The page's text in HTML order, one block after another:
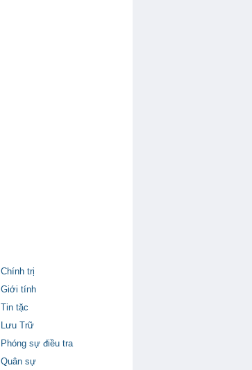
Chính trị
Giới tính
Tin tặc
Lưu Trữ
Phóng sự điều tra
Quân sự